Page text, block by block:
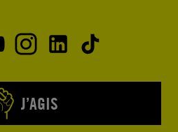
J’AGIS